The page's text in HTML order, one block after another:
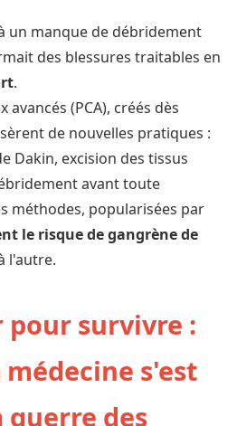
un manque de débridement
des blessures traitables en
.
(PCA), créés dès
de nouvelles pratiques :
Dakin, excision des tissus
avant toute
méthodes, popularisées par
le risque de gangrène de
l'autre.
pour survivre :
s'est
guerre des